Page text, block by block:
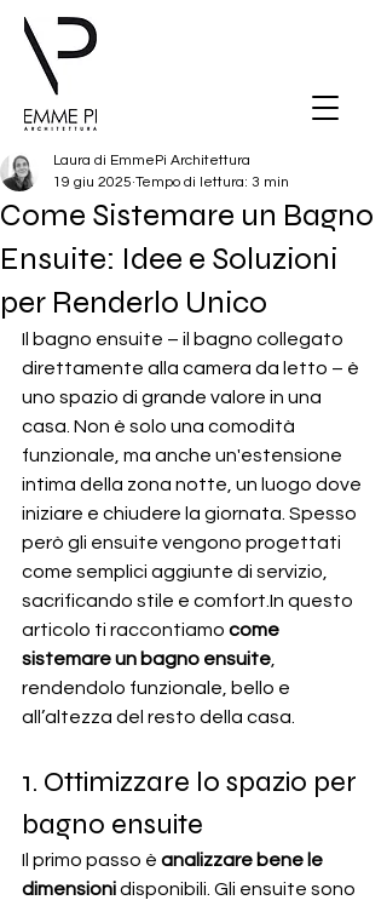
Come Sistemare un Bagno
Ensuite: Idee e Soluzioni
per Renderlo Unico
Laura di EmmePi Architettura
19 giu 2025 Tempo di lettura: 3 min
Il bagno ensuite – il bagno collegato
direttamente alla camera da letto – è
uno spazio di grande valore in una
casa. Non è solo una comodità
funzionale, ma anche un'estensione
intima della zona notte, un luogo dove
iniziare e chiudere la giornata. Spesso
però gli ensuite vengono progettati
come semplici aggiunte di servizio,
sacrificando stile e comfort.In questo
articolo ti raccontiamo come
sistemare un bagno ensuite
rendendolo funzionale, bello e
all’altezza del resto della casa.
1. Ottimizzare lo spazio per
bagno ensuite
Il primo passo è analizzare bene le
dimensioni disponibili. Gli ensuite sono